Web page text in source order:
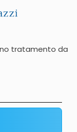
tratamento da